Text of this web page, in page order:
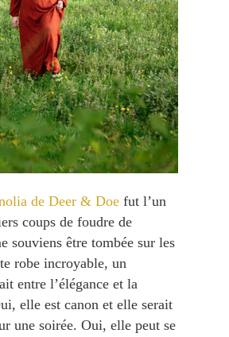
de Deer & Doe fut l’un
coups de foudre de
souviens être tombée sur les
robe incroyable, un
entre l’élégance et la
elle est canon et elle serait
une soirée. Oui, elle peut se